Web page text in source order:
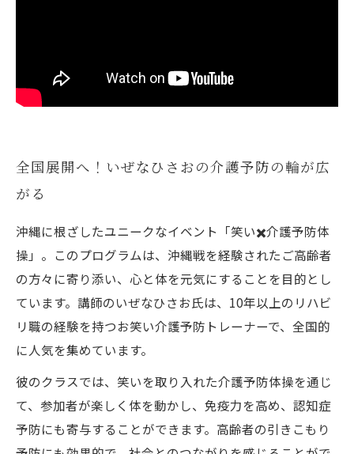
全国展開へ！いぜなひさおの介護予防の輪が広
がる
沖縄に根ざしたユニークなイベント「笑い✖️介護予防体
操」。このプログラムは、沖縄戦を経験されたご高齢者
の方々に寄り添い、心と体を元気にすることを目的とし
ています。講師のいぜなひさお氏は、10年以上のリハビ
リ職の経験を持つお笑い介護予防トレーナーで、全国的
に人気を集めています。
彼のクラスでは、笑いを取り入れた介護予防体操を通じ
て、参加者が楽しく体を動かし、免疫力を高め、認知症
予防にも寄与することができます。高齢者の引きこもり